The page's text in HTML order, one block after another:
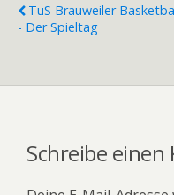
TuS Brauweiler
- Der Spieltag
Schreibe